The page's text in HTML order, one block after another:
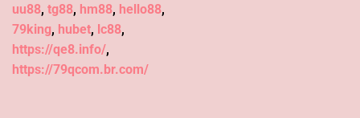
uu88, tg88, hm88, hello88,
79king, hubet, lc88,
https://qe8.info/,
https://79qcom.br.com/